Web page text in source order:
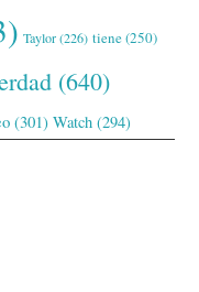
Taylor(226) tiene(250)
(640)
(301) Watch (294)